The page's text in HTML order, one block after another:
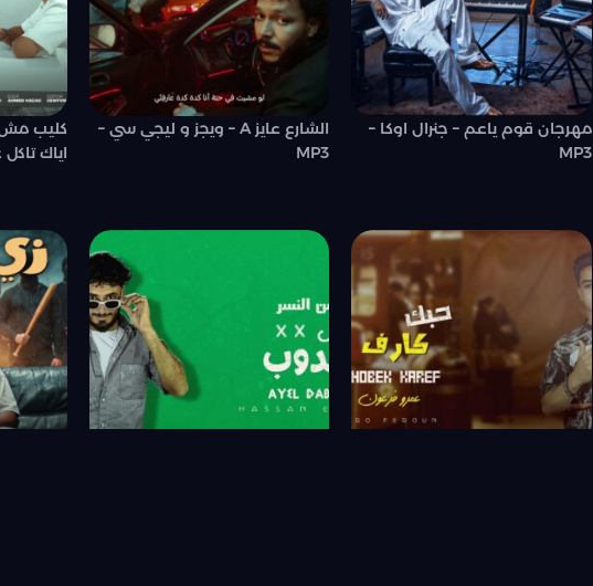
مهرجان قوم ياعم – جنرال اوكا –
MP3
الشارع عايز A – ويجز و ليجي سي –
MP3
كليب
اياك